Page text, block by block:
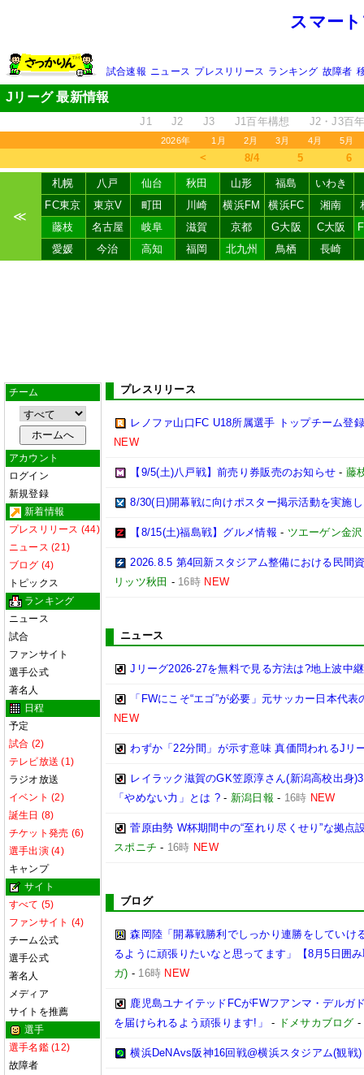
スマー
試合速報 ニュース プレスリリース ランキング 故障者
Jリーグ 最新情報
J1 J2 J3 J1百年構想 J2・J3百
2026年 1月 2月 3月 4月 5月
＜ 8/4 5 6
≪
札幌 八戸 仙台 秋田 山形 福島
いわき
FC東京
東京V 町田 川崎 横浜FM 横浜FC 湘南
藤枝
名古屋 岐阜 滋賀 京都 G大阪 C大阪
愛媛
今治 高知 福岡 北九州 鳥栖 長崎
チーム
アカウント
ログイン
新規登録
新着情報
プレスリリース (44)
ニュース (21)
ブログ (4)
トピックス
ランキング
ニュース
試合
ファンサイト
選手公式
著名人
日程
予定
試合 (2)
テレビ放送 (1)
ラジオ放送
イベント (2)
誕生日 (8)
チケット発売 (6)
選手出演 (4)
キャンプ
サイト
すべて (5)
ファンサイト (4)
チーム公式
選手公式
著名人
メディア
サイトを推薦
選手
選手名鑑 (12)
故障者
プレスリリース
レノファ山口FC U18所属選手 トップチーム登
NEW
【9/5(土)八戸戦】前売り券販売のお知らせ - 藤
8/30(日)開幕戦に向けポスター掲示活動を実施
【8/15(土)福島戦】グルメ情報 - ツエーゲン金沢
2026.8.5 第4回新スタジアム整備における民間
リッツ秋田 - 16時 NEW
ニュース
Jリーグ2026-27を無料で見る方法は?地上波中
「FWにこそ“エゴ”が必要」元サッカー日本代
NEW
わずか「22分間」が示す意味 真価問われるJリ
レイラック滋賀のGK笠原淳さん(新潟高校出身
「やめない力」とは ?- 新潟日報 - 16時 NEW
菅原由勢 W杯期間中の“至れり尽くせり”な拠
スポニチ - 16時 NEW
ブログ
森岡陸「開幕戦勝利でしっかり連勝をしていけ
るように頑張りたいなと思ってます」【8月5日囲
ガ) - 16時 NEW
鹿児島ユナイテッドFCがFWフアンマ・デルガ
を届けられるよう頑張ります!」
- ドメサカブログ -
横浜DeNAvs阪神16回戦@横浜スタジアム(観戦)